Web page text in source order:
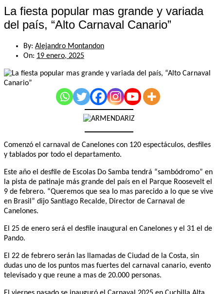
La fiesta popular mas grande y variada
del país, “Alto Carnaval Canario”
By: Alejandro Montandon
On: 19 enero, 2025
Comenzó el carnaval de Canelones con 120 espectáculos, desfiles
y tablados por todo el departamento.
Este año el desfile de Escolas Do Samba tendrá “sambódromo” en
la pista de patinaje más grande del país en el Parque Roosevelt el
9 de febrero. “Queremos que sea lo mas parecido a lo que se vive
en Brasil” dijo Santiago Recalde, Director de Carnaval de
Canelones.
El 25 de enero será el desfile inaugural en Canelones y el 31 el de
Pando.
El 22 de febrero serán las llamadas de Ciudad de la Costa, sin
dudas uno de los puntos mas fuertes del carnaval canario, evento
televisado y que reune a mas de 20.000 personas.